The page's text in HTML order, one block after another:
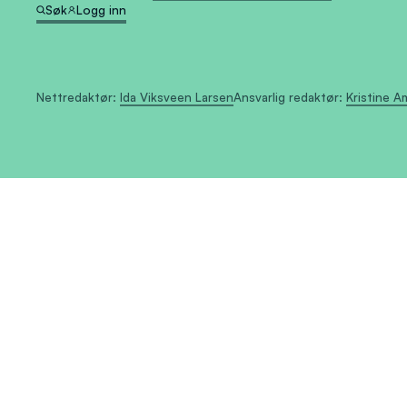
Søk
Logg inn
Nettredaktør: Ida Viksveen LarsenAnsvarlig redaktør: Kristine